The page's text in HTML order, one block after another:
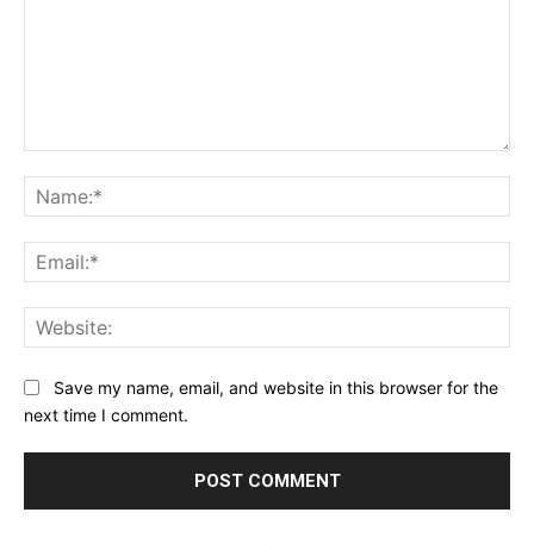
Save my name, email, and website in this browser for the
next time I comment.